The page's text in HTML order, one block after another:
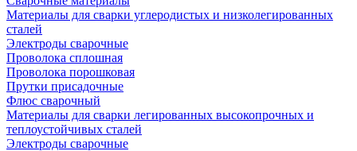
Материалы для сварки углеродистых и низколегированных
сталей
Электроды сварочные
Проволока сплошная
Проволока порошковая
Прутки присадочные
Флюс сварочный
Материалы для сварки легированных высокопрочных и
теплоустойчивых сталей
Электроды сварочные